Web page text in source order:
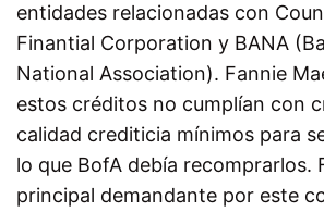
entidades relacionadas con
Finantial Corporation y BANA
National Association). Fannie
estos créditos no cumplían con
calidad crediticia mínimos para
lo que BofA debía recomprarlos.
principal demandante por este